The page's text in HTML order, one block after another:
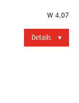
W 4.07
Details